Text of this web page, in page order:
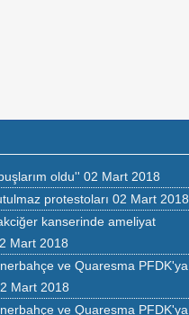
oldu'' 02 Mart 2018
protestoları 02 Mart 2018
kanserinde ameliyat
Mart 2018
ve Quaresma PFDK'ya
Mart 2018
ve Quaresma PFDK'ya